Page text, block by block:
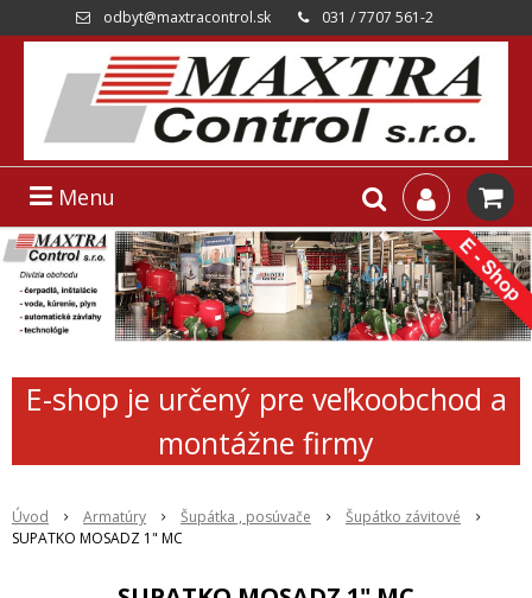
odbyt@maxtracontrol.sk 031 / 7707 561-2
Menu
E-shop je určený pre veľkoobchod a
montážne firmy
Úvod Armatúry Šupátka , posúvače
Šupátko závitové
SUPATKO MOSADZ 1" MC